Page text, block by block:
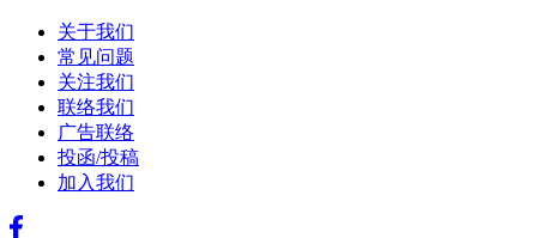
关于我们
常见问题
关注我们
联络我们
广告联络
投函/投稿
加入我们